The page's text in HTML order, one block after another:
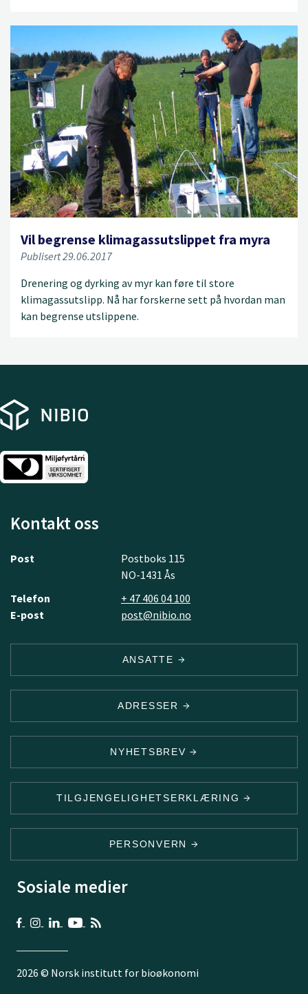
Vil begrense klimagassutslippet fra myra
Publisert 29.06.2017
Drenering og dyrking av myr kan føre til store
klimagassutslipp. Nå har forskerne sett på hvordan man
kan begrense utslippene.
Kontakt oss
Post
Postboks 115
NO-1431 Ås
Telefon
+ 47 406 04 100
E-post
post@nibio.no
ANSATTE
ADRESSER
NYHETSBREV
TILGJENGELIGHETSERKLÆRING
PERSONVERN
Sosiale medier
2026 © Norsk institutt for bioøkonomi